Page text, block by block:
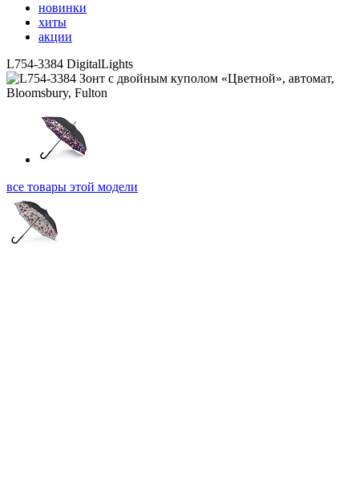
новинки
хиты
акции
L754-3384 DigitalLights
все товары этой модели